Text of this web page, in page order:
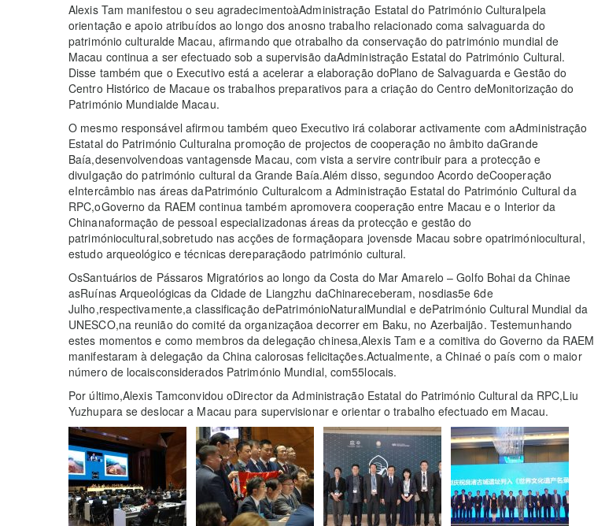
Alexis Tam manifestou o seu agradecimentoàAdministração Estatal do Património Culturalpela
orientação e apoio atribuídos ao longo dos anosno trabalho relacionado coma salvaguarda do
património culturalde Macau, afirmando que otrabalho da conservação do património mundial de
Macau continua a ser efectuado sob a supervisão daAdministração Estatal do Património Cultural.
Disse também que o Executivo está a acelerar a elaboração doPlano de Salvaguarda e Gestão do
Centro Histórico de Macaue os trabalhos preparativos para a criação do Centro deMonitorização do
Património Mundialde Macau.
O mesmo responsável afirmou também queo Executivo irá colaborar activamente com aAdministração
Estatal do Património Culturalna promoção de projectos de cooperação no âmbito daGrande
Baía,desenvolvendoas vantagensde Macau, com vista a servire contribuir para a protecção e
divulgação do património cultural da Grande Baía.Além disso, segundoo Acordo deCooperação
eIntercâmbio nas áreas daPatrimónio Culturalcom a Administração Estatal do Património Cultural da
RPC,oGoverno da RAEM continua também apromovera cooperação entre Macau e o Interior da
Chinanaformação de pessoal especializadonas áreas da protecção e gestão do
patrimóniocultural,sobretudo nas acções de formaçãopara jovensde Macau sobre opatrimóniocultural,
estudo arqueológico e técnicas dereparaçãodo património cultural.
OsSantuários de Pássaros Migratórios ao longo da Costa do Mar Amarelo – Golfo Bohai da Chinae
asRuínas Arqueológicas da Cidade de Liangzhu daChinareceberam, nosdias5e 6de
Julho,respectivamente,a classificação dePatrimónioNaturalMundial e dePatrimónio Cultural Mundial da
UNESCO,na reunião do comité da organizaçãoa decorrer em Baku, no Azerbaijão. Testemunhando
estes momentos e como membros da delegação chinesa,Alexis Tam e a comitiva do Governo da RAEM
manifestaram à delegação da China calorosas felicitações.Actualmente, a Chinaé o país com o maior
número de locaisconsiderados Património Mundial, com55locais.
Por último,Alexis Tamconvidou oDirector da Administração Estatal do Património Cultural da RPC,Liu
Yuzhupara se deslocar a Macau para supervisionar e orientar o trabalho efectuado em Macau.